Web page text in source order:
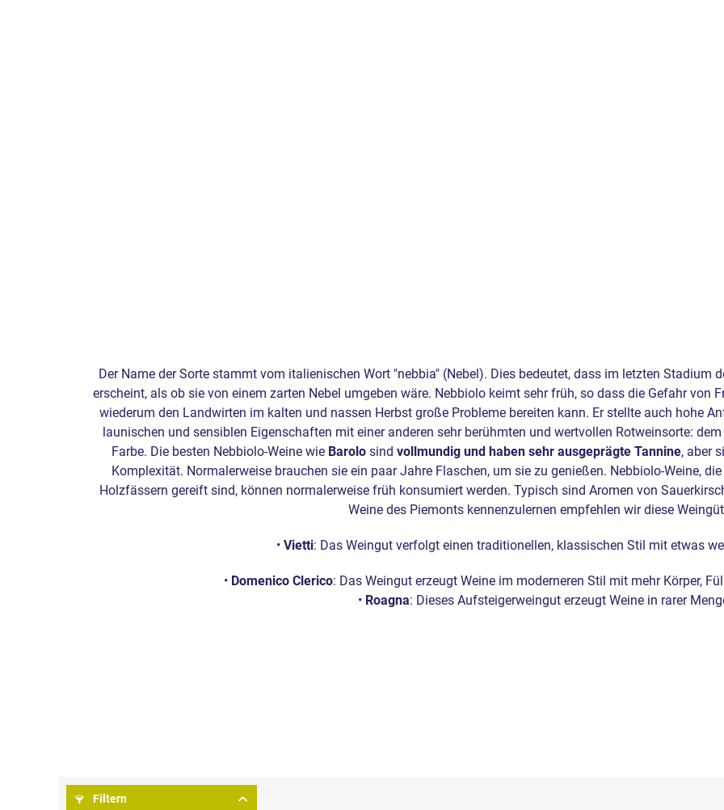
Der Name der Sorte stammt vom italienischen Wort "nebbia" (Nebel). Dies bedeutet, dass im letzten Stadium
erscheint, als ob sie von einem zarten Nebel umgeben wäre. Nebbiolo keimt sehr früh, so dass die Gefahr von
wiederum den Landwirten im kalten und nassen Herbst große Probleme bereiten kann. Er stellte auch hohe
launischen und sensiblen Eigenschaften mit einer anderen sehr berühmten und wertvollen Rotweinsorte: dem
Farbe. Die besten Nebbiolo-Weine wie Barolosind vollmundig und haben sehr ausgeprägte Tannine, aber
Komplexität. Normalerweise brauchen sie ein paar Jahre Flaschen, um sie zu genießen. Nebbiolo-Weine,
Holzfässern gereift sind, können normalerweise früh konsumiert werden. Typisch sind Aromen von
Weine des Piemonts kennenzulernen empfehlen wir diese
• Vietti: Das Weingut verfolgt einen traditionellen, klassischen Stil mit etwas
• Domenico Clerico: Das Weingut erzeugt Weine im moderneren Stil mit mehr Körper,
• Roagna: Dieses Aufsteigerweingut erzeugt Weine in rarer
Filtern